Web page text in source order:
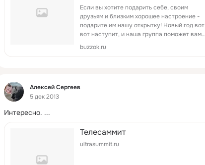
Если вы хотите подарить себе, своим
друзьям и близким хорошее настроение -
подарите им нашу открытку! Новый год вот
вот наступит, и наша группа поможет вам
поздравить своих родных с этим чудесным
buzzok.ru
Фид
Алексей Сергеев
5 дек 2013
Интересно. ...
Телесаммит
ultrasummit.ru